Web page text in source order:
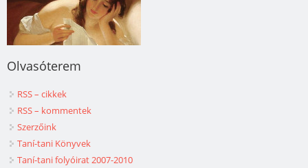
Olvasóterem
RSS – cikkek
RSS – kommentek
Szerzőink
Taní-tani Könyvek
Taní-tani folyóirat 2007-2010